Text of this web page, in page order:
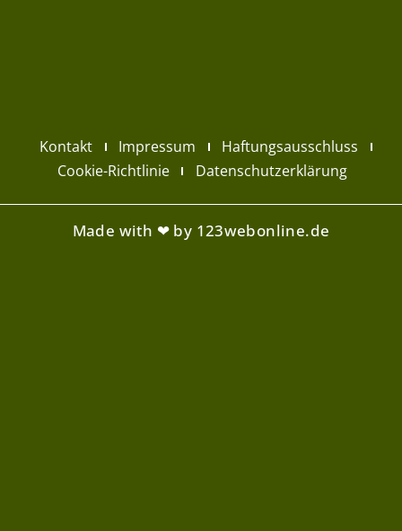
Kontakt Impressum
Haftungsausschluss
Cookie-Richtlinie
Datenschutzerklärung
Made with ❤ by 123webonline.de